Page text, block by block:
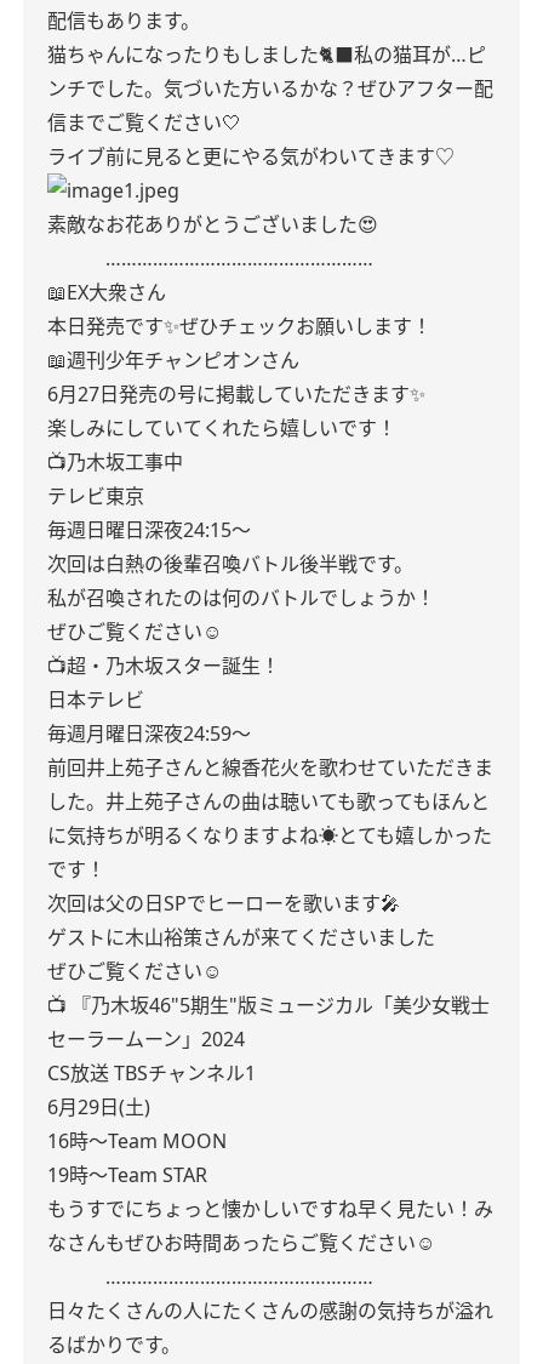
配信もあります。
猫ちゃんになったりもしました🐈‍⬛私の猫耳が…ピ
ンチでした。気づいた方いるかな？ぜひアフター配
信までご覧ください🤍
ライブ前に見ると更にやる気がわいてきます♡
素敵なお花ありがとうございました😍
……………………………………………
📖EX大衆さん
本日発売です✨ぜひチェックお願いします！
📖週刊少年チャンピオンさん
6月27日発売の号に掲載していただきます✨
楽しみにしていてくれたら嬉しいです！
📺乃木坂工事中
テレビ東京
毎週日曜日深夜24:15〜
次回は白熱の後輩召喚バトル後半戦です。
私が召喚されたのは何のバトルでしょうか！
ぜひご覧ください☺︎
📺超・乃木坂スター誕生！
日本テレビ
毎週月曜日深夜24:59〜
前回井上苑子さんと線香花火を歌わせていただきま
した。井上苑子さんの曲は聴いても歌ってもほんと
に気持ちが明るくなりますよね☀️とても嬉しかった
です！
次回は父の日SPでヒーローを歌います🎤
ゲストに木山裕策さんが来てくださいました
ぜひご覧ください☺︎
📺 『乃木坂46"5期生"版ミュージカル「美少女戦士
セーラームーン」2024
CS放送 TBSチャンネル1
6月29日(土)
16時〜Team MOON
19時〜Team STAR
もうすでにちょっと懐かしいですね早く見たい！み
なさんもぜひお時間あったらご覧ください☺︎
……………………………………………
日々たくさんの人にたくさんの感謝の気持ちが溢れ
るばかりです。